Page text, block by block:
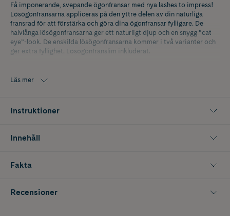
Få imponerande, svepande ögonfransar med nya lashes to impress!
Lösögonfransarna appliceras på den yttre delen av din naturliga
fransrad för att förstärka och göra dina ögonfransar fylligare. De
halvlånga lösögonfransarna ger ett naturligt djup och en snygg ”cat
eye”-look. De enskilda lösögonfransarna kommer i två varianter och
ger extra fyllighet. Lösögonfranslim inkluderat.
Läs mer
Instruktioner
Innehåll
Fakta
Recensioner